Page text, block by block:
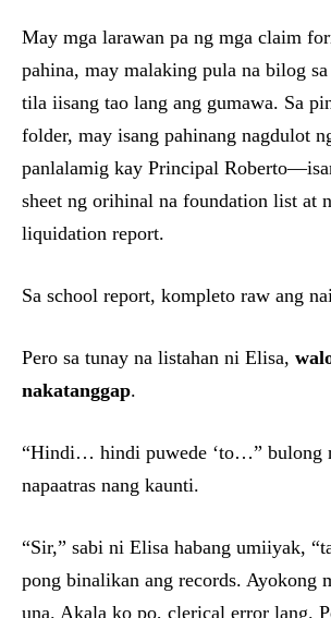
May mga larawan pa ng mga claim
pahina, may malaking pula na bilog
tila iisang tao lang ang gumawa. Sa
folder, may isang pahinang nagdulot
panlalamig kay Principal
sheet ng orihinal na foundation list at
liquidation report.
Sa school report, kompleto raw ang
Pero sa tunay na listahan ni Elisa,
nakatanggap.
“Hindi… hindi puwede ‘to…” bulong
napaatras nang kaunti.
“Sir,” sabi ni Elisa habang umiiyak,
pong binalikan ang records. Ayokong
una. Akala ko po, clerical error lang.